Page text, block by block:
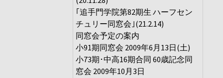
｢追手門学院第82期生 ハーフセン
チュリー同窓会｣(21.2.14)
同窓会予定の案内
小91期同窓会 2009年6月13日(土)
小73期･中高16期合同 60歳記念同
窓会 2009年10月3日